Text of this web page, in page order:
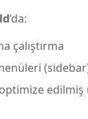
’da:
çalıştırma
edilmiş